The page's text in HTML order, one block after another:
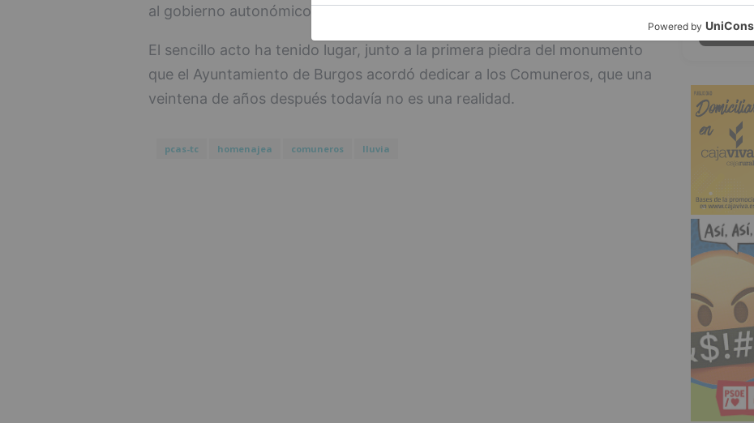
al gobierno autonómico".
El sencillo acto ha tenido lugar, junto a la primera piedra del monumento
que el Ayuntamiento de Burgos acordó dedicar a los Comuneros, que una
veintena de años después todavía no es una realidad.
pcas-tc homenajea comuneros lluvia